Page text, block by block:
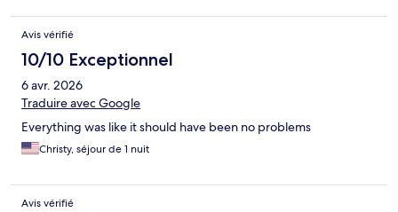
stay in a very nice town with plenty of dining choices. The steak I
had at Texas Roadhouse was amazing!
Avis vérifié
10/10 Exceptionnel
6 avr. 2026
Traduire avec Google
Everything was like it should have been no problems
Christy, séjour de 1 nuit
Avis vérifié